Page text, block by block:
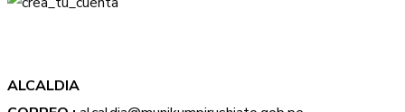
ALCALDIA